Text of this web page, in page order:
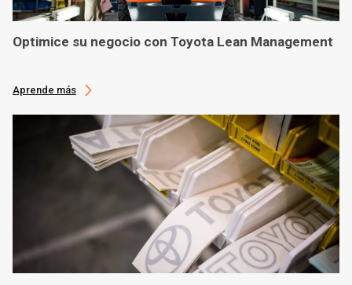
Optimice su negocio con Toyota Lean Management
Aprende más